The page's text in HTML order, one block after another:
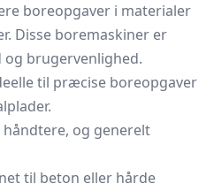
boreopgaver i materialer
Disse boremaskiner er
brugervenlighed.
til præcise boreopgaver
og generelt
til beton eller hårde